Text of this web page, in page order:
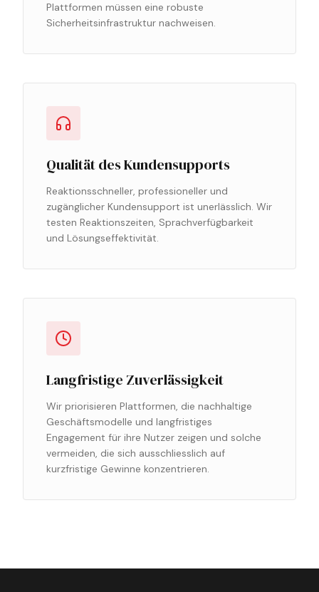
Plattformen müssen eine robuste
Sicherheitsinfrastruktur nachweisen.
Qualität des Kundensupports
Reaktionsschneller, professioneller und
zugänglicher Kundensupport ist unerlässlich. Wir
testen Reaktionszeiten, Sprachverfügbarkeit
und Lösungseffektivität.
Langfristige Zuverlässigkeit
Wir priorisieren Plattformen, die nachhaltige
Geschäftsmodelle und langfristiges
Engagement für ihre Nutzer zeigen und solche
vermeiden, die sich ausschliesslich auf
kurzfristige Gewinne konzentrieren.